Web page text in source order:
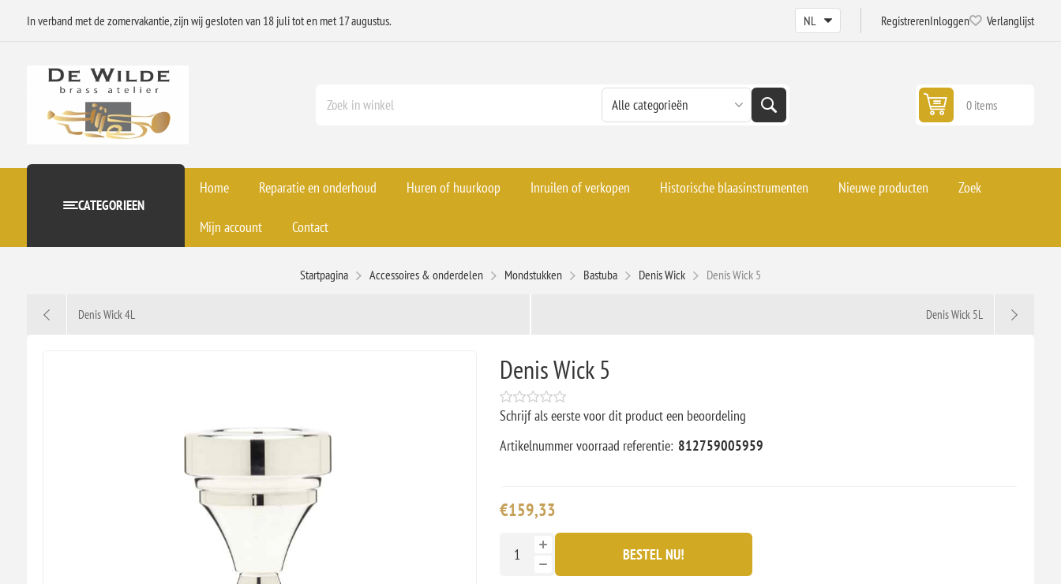
In verband met de zomervakantie, zijn wij gesloten van 18 juli tot en met 17 augustus. RegistrerenInloggen Verlanglijst
0 items
CATEGORIEEN
Home Reparatie en onderhoud Huren of huurkoop Inruilen of verkopen Historische blaasinstrumenten Nieuwe producten Zoek
Mijn account Contact
Startpagina Accessoires & onderdelen Mondstukken Bastuba Denis Wick Denis Wick 5
Denis Wick 4L Denis Wick 5L
Denis Wick 5
Schrijf als eerste voor dit product een beoordeling
Artikelnummer voorraad referentie: 812759005959
€159,33
BESTEL NU!